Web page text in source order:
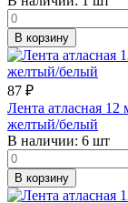
В корзину
87 ₽
Лента атласная
желтый/белый
В наличии: 6 шт
В корзину